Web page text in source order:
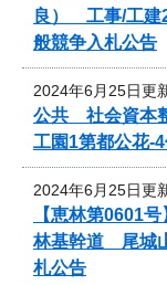
良） 工事/工建
般競争入札公告
2024年6月25日更
公共 社会資本
工園1第都公花-
2024年6月25日更
【恵林第0601
林基幹道 尾城
札公告